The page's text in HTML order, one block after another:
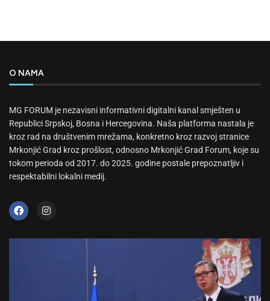
O NAMA
MG FORUM je nezavisni informativni digitalni kanal smješten u
Republici Srpskoj, Bosna i Hercegovina. Naša platforma nastala je
kroz rad na društvenim mrežama, konkretno kroz razvoj stranice
Mrkonjić Grad kroz prošlost, odnosno Mrkonjić Grad Forum, koje su
tokom perioda od 2017. do 2025. godine postale prepoznatljiv i
respektabilni lokalni medij.